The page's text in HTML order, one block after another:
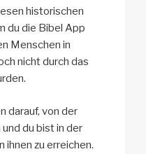
historischen
du die Bibel App
Menschen in
nicht durch das
darauf, von der
du bist in der
ihnen zu erreichen.